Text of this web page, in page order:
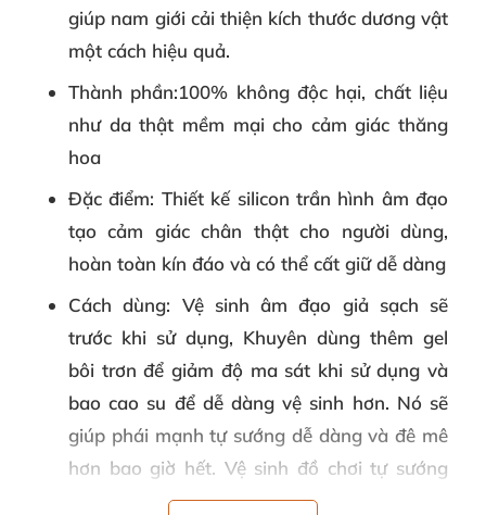
giúp nam giới cải thiện kích thước dương vật
một cách hiệu quả.
Thành phần:100% không độc hại, chất liệu
như da thật mềm mại cho cảm giác thăng
hoa
Đặc điểm: Thiết kế silicon trần hình âm đạo
tạo cảm giác chân thật cho người dùng,
hoàn toàn kín đáo và có thể cất giữ dễ dàng
Cách dùng: Vệ sinh âm đạo giả sạch sẽ
trước khi sử dụng, Khuyên dùng thêm gel
bôi trơn để giảm độ ma sát khi sử dụng và
bao cao su để dễ dàng vệ sinh hơn. Nó sẽ
giúp phái mạnh tự sướng dễ dàng và đê mê
hơn bao giờ hết. Vệ sinh đồ chơi tự sướng
sau khi sử dụng bằng nước hoặc chất tẩy